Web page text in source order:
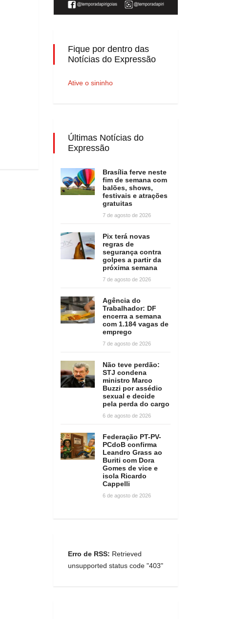
Fique por dentro das
Notícias do Expressão
Ative o sininho
Últimas Notícias do
Expressão
Brasília ferve neste
fim de semana com
balões, shows,
festivais e atrações
gratuitas
7 de agosto de 2026
Pix terá novas
regras de
segurança contra
golpes a partir da
próxima semana
7 de agosto de 2026
Agência do
Trabalhador: DF
encerra a semana
com 1.184 vagas de
emprego
7 de agosto de 2026
Não teve perdão:
STJ condena
ministro Marco
Buzzi por assédio
sexual e decide
pela perda do cargo
6 de agosto de 2026
Federação PT-PV-
PCdoB confirma
Leandro Grass ao
Buriti com Dora
Gomes de vice e
isola Ricardo
Cappelli
6 de agosto de 2026
Erro de RSS: Retrieved
unsupported status code "403"